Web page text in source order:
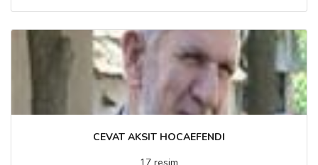
CEVAT AKSIT HOCAEFENDI